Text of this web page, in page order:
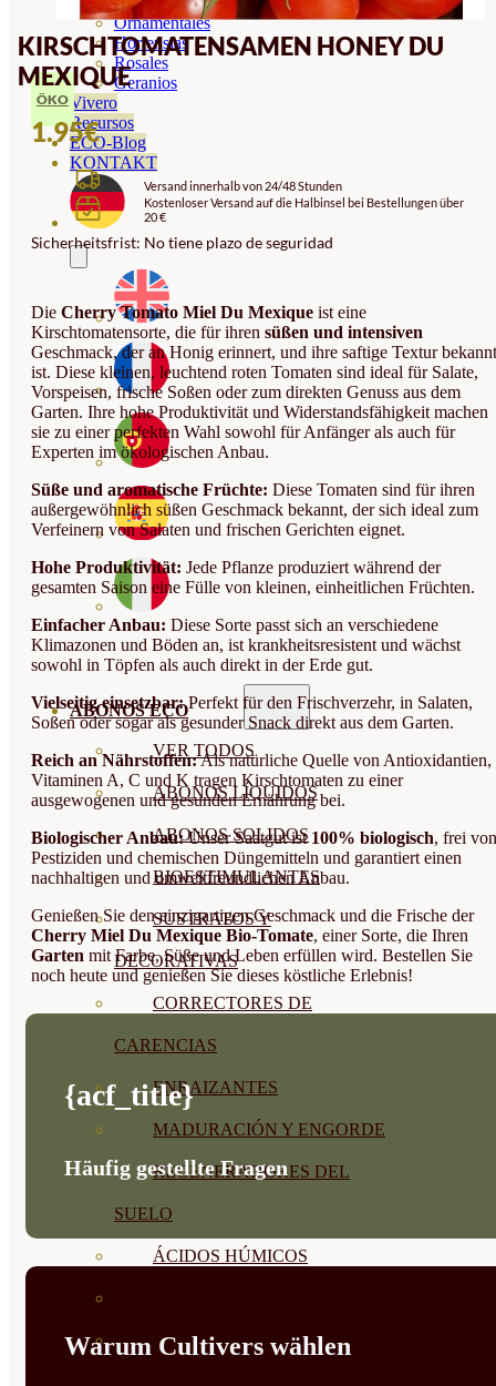
Ornamentales
Hortensias
Rosales
Geranios
Vivero
Recursos
ECO-Blog
KONTAKT
ABONOS ECO
VER TODOS
ABONOS LÍQUIDOS
ABONOS SOLIDOS
BIOESTIMULANTES
SUSTRATOS Y
DECORATIVAS
CORRECTORES DE
CARENCIAS
ENRAIZANTES
MADURACIÓN Y ENGORDE
REGENERADORES DEL
SUELO
ÁCIDOS HÚMICOS
PROTECCIÓN CULTIVOS Y
KIRSCHTOMATENSAMEN HONEY DU
MEXIQUE
ÖKO
1.95€
Versand innerhalb von 24/48 Stunden
Kostenloser Versand auf die Halbinsel bei Bestellungen über
20 €
Sicherheitsfrist: No tiene plazo de seguridad
Die Cherry Tomato Miel Du Mexique ist eine
Kirschtomatensorte, die für ihren süßen und intensiven
Geschmack, der an Honig erinnert, und ihre saftige Textur bekannt
ist. Diese kleinen, leuchtend roten Tomaten sind ideal für Salate,
Vorspeisen, frische Soßen oder zum direkten Genuss aus dem
Garten. Ihre hohe Produktivität und Widerstandsfähigkeit machen
sie zu einer perfekten Wahl sowohl für Anfänger als auch für
Experten im ökologischen Anbau.
Süße und aromatische Früchte: Diese Tomaten sind für ihren
außergewöhnlich süßen Geschmack bekannt, der sich ideal zum
Verfeinern von Salaten und frischen Gerichten eignet.
Hohe Produktivität: Jede Pflanze produziert während der
gesamten Saison eine Fülle von kleinen, einheitlichen Früchten.
Einfacher Anbau: Diese Sorte passt sich an verschiedene
Klimazonen und Böden an, ist krankheitsresistent und wächst
sowohl in Töpfen als auch direkt in der Erde gut.
Vielseitig einsetzbar:Perfekt für den Frischverzehr, in Salaten,
Soßen oder sogar als gesunder Snack direkt aus dem Garten.
Reich an Nährstoffen:Als natürliche Quelle von Antioxidantien,
Vitaminen A, C und K tragen Kirschtomaten zu einer
ausgewogenen und gesunden Ernährung bei.
Biologischer Anbau:Unser Saatgut ist100% biologisch, frei von
Pestiziden und chemischen Düngemitteln und garantiert einen
nachhaltigen und umweltfreundlichen Anbau.
Genießen Sie den einzigartigen Geschmack und die Frische der
Cherry Miel Du Mexique Bio-Tomate, einer Sorte, die Ihren
Garten mit Farbe, Süße und Leben erfüllen wird. Bestellen Sie
noch heute und genießen Sie dieses köstliche Erlebnis!
{acf_title}
Häufig gestellte Fragen
Warum Cultivers wählen